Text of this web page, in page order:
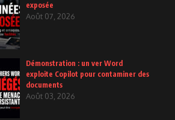
exposée
Août 07, 2026
Démonstration : un ver Word
exploite Copilot pour contaminer des
documents
Août 03, 2026